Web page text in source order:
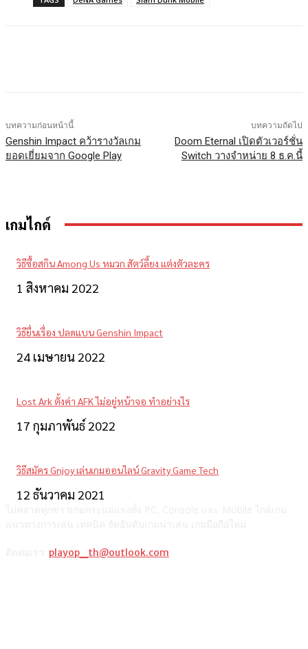
บทความก่อนหน้านี้
Genshin Impact คว้ารางวัลเกม
ยอดเยี่ยมจาก Google Play
บทความถัดไป
Doom Eternal เปิดตัวเวอร์ชั่น
Switch วางจำหน่าย 8 ธ.ค.นี้
เกมไกด์
วิธีซื้อสกิน Among Us หมวก สัตว์ลี้ยง แต่งตัวละคร
1 สิงหาคม 2022
วิธียื่นเรื่อง ปลดแบน Genshin Impact
24 เมษายน 2022
Lost Ark ตั้งค่า AFK ไม่อยู่หน้าจอ ทำอย่างไร
17 กุมภาพันธ์ 2022
วิธีสมัคร Gnjoy เล่นเกมออนไลน์ Gravity Game Tech
12 ธันวาคม 2021
playop_th@outlook.com